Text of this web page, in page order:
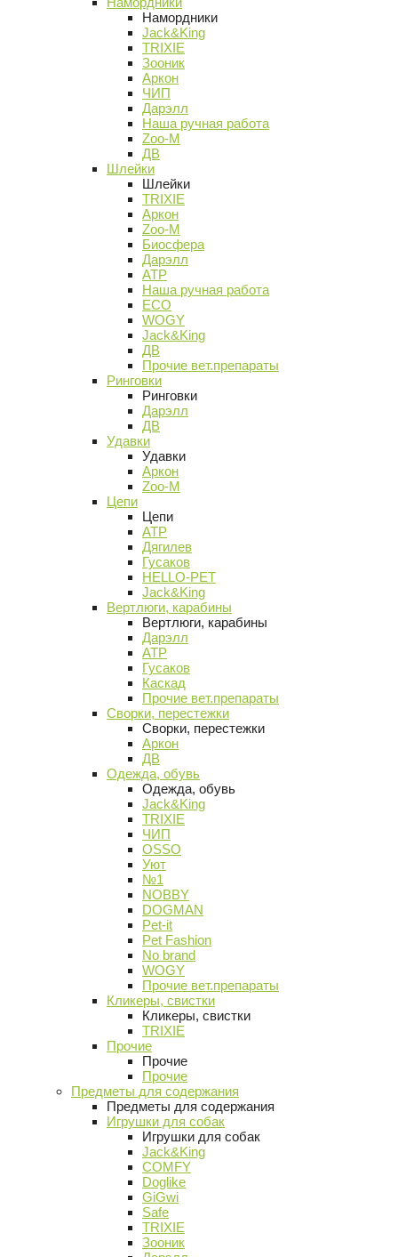
Намордники
Jack&King
TRIXIE
Зооник
Аркон
ЧИП
Дарэлл
Наша ручная работа
Zoo-M
ДВ
Шлейки
Шлейки
TRIXIE
Аркон
Zoo-M
Биосфера
Дарэлл
АТР
Наша ручная работа
ECO
WOGY
Jack&King
ДВ
Прочие вет.препараты
Ринговки
Ринговки
Дарэлл
ДВ
Удавки
Удавки
Аркон
Zoo-M
Цепи
Цепи
АТР
Дягилев
Гусаков
HELLO-PET
Jack&King
Вертлюги, карабины
Вертлюги, карабины
Дарэлл
АТР
Гусаков
Каскад
Прочие вет.препараты
Сворки, перестежки
Сворки, перестежки
Аркон
ДВ
Одежда, обувь
Одежда, обувь
Jack&King
TRIXIE
ЧИП
OSSO
Уют
№1
NOBBY
DOGMAN
Pet-it
Pet Fashion
No brand
WOGY
Прочие вет.препараты
Кликеры, свистки
Кликеры, свистки
TRIXIE
Прочие
Прочие
Прочие
Предметы для содержания
Предметы для содержания
Игрушки для собак
Игрушки для собак
Jack&King
COMFY
Doglike
GiGwi
Safe
TRIXIE
Зооник